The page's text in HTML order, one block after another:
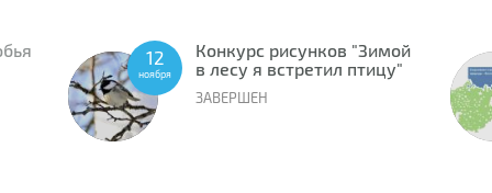
12
ноября
Конкурс рисунков "Зимой
в лесу я встретил птицу"
ЗАВЕРШЕН